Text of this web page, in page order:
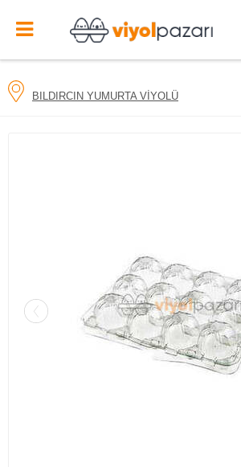
BILDIRCIN YUMURTA VIYOLÜ